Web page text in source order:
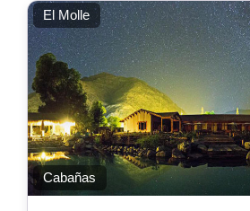
El Molle
Cabañas